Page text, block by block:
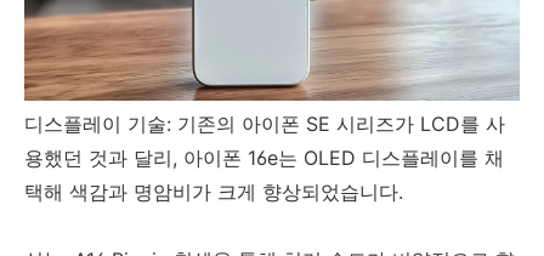
디스플레이 기술: 기존의 아이폰 SE 시리즈가 LCD를 사
용했던 것과 달리, 아이폰 16e는 OLED 디스플레이를 채
택해 색감과 명암비가 크게 향상되었습니다.